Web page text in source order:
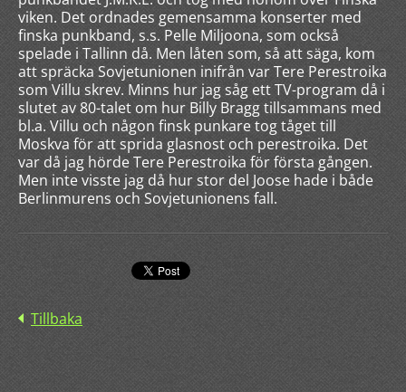
viken. Det ordnades gemensamma konserter med
finska punkband, s.s. Pelle Miljoona, som också
spelade i Tallinn då. Men låten som, så att säga, kom
att spräcka Sovjetunionen inifrån var Tere Perestroika
som Villu skrev. Minns hur jag såg ett TV-program då i
slutet av 80-talet om hur Billy Bragg tillsammans med
bl.a. Villu och någon finsk punkare tog tåget till
Moskva för att sprida glasnost och perestroika. Det
var då jag hörde Tere Perestroika för första gången.
Men inte visste jag då hur stor del Joose hade i både
Berlinmurens och Sovjetunionens fall.
Tillbaka